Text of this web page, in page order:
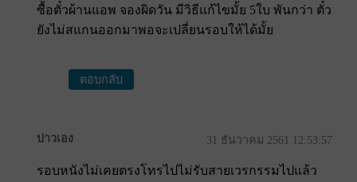
ซื้อตั๋วผ้านแอพ จองผิดวัน มีวิธีแก้ไขมั้ย 5ใบ พันกว่า ตั๋ว
ยังไม่สแกนออกมาพอจะเปลี่ยนรอบให้ได้มั้ย
ตอบกลับ
บ่าวเอง 31 ธันวาคม 2561 12:53:57
รอบหนังไม่เคยตรงโทรไปไม่รับสายเวรกรรมไปแล้ว